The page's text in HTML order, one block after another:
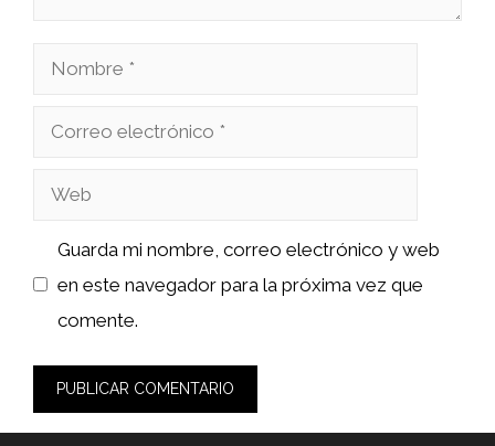
Nombre
Correo
Web
Guarda mi nombre, correo electrónico y web
en este navegador para la próxima vez que
comente.